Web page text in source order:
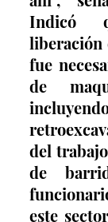
Indicó
liberación
fue
de
del
de
este